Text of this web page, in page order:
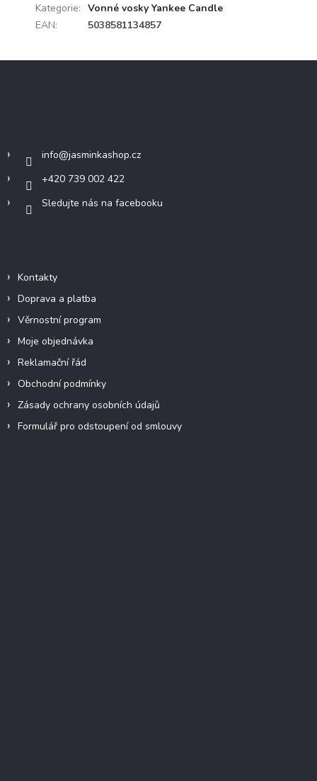
Kategorie: Vonné vosky Yankee Candle
EAN: 5038581134857
info@jasminkashop.cz
+420 739 002 422
Sledujte nás na facebooku
Kontakty
Doprava a platba
Věrnostní program
Moje objednávka
Reklamační řád
Obchodní podmínky
Zásady ochrany osobních údajů
Formulář pro odstoupení od smlouvy